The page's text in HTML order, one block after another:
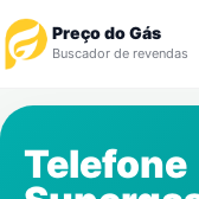
Preço do Gás
Buscador de revendas
Telefone